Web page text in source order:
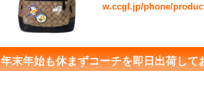
w.ccgl.jp/phone/
年末年始も休まずコーチを即日出荷して